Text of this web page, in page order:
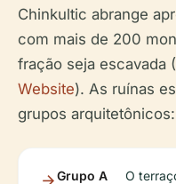
Chinkultic abrange
com mais de 200
fração seja escavada (
Website). As ruínas
grupos arquitetônicos:
Grupo A
O